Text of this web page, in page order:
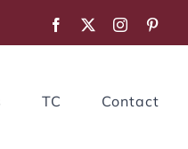
Facebook Instagram
TC Contact